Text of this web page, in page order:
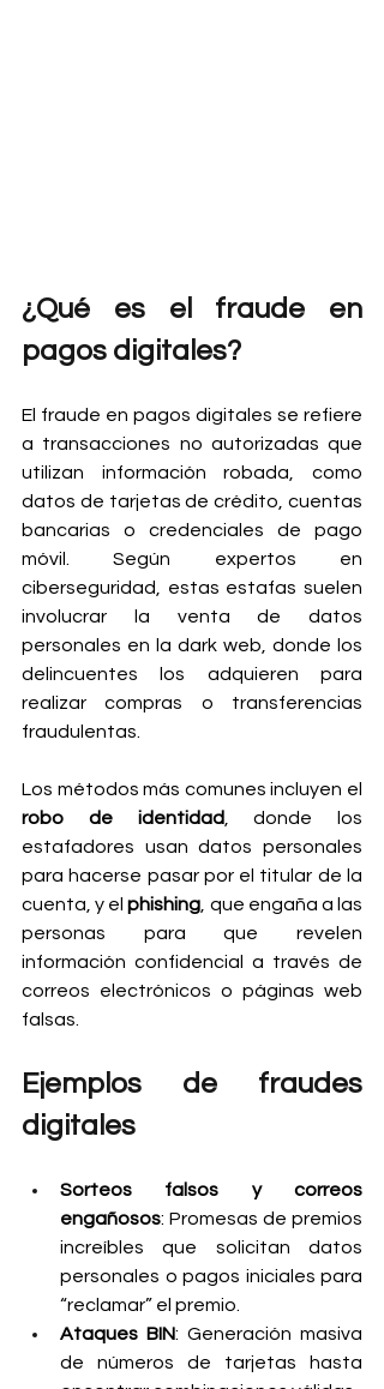
¿Qué es el fraude en
pagos digitales?
El fraude en pagos digitales se refiere
a transacciones no autorizadas que
utilizan información robada, como
datos de tarjetas de crédito, cuentas
bancarias o credenciales de pago
móvil. Según expertos en
ciberseguridad, estas estafas suelen
involucrar la venta de datos
personales en la dark web, donde los
delincuentes los adquieren para
realizar compras o transferencias
fraudulentas.
robo de identidad , donde los
estafadores usan datos personales
para hacerse pasar por el titular de la
cuenta, y el phishing , que engaña a las
personas para que revelen
información confidencial a través de
correos electrónicos o páginas web
falsas.
Ejemplos de fraudes
digitales
Sorteos falsos y correos
engañosos: Promesas de premios
increíbles que solicitan datos
personales o pagos iniciales para
“reclamar” el premio.
Ataques BIN: Generación masiva
de números de tarjetas hasta